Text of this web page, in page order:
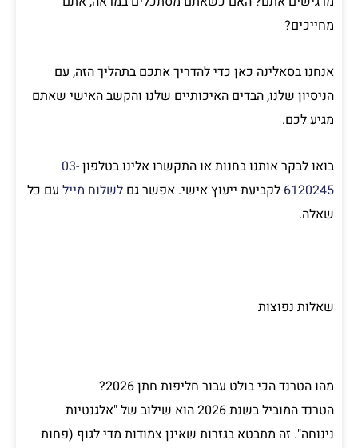
מחייכים?
אנחנו בסאלינה כאן כדי להדריך אתכם בתהליך הזה, עם
הניסיון שלנו, הבדים האיכותיים שלנו והקשב האישי שאתם
מגיע לכם.
בואו לבקר אותנו בחנות או התקשרו אלינו בטלפון03-
6120245 לקביעת ייעוץ אישי. אפשר גם לשלוח מייל עם כל
שאלה.
שאלות נפוצות
מהו הטרנד הכי בולט עבור חליפות חתן 2026?
הטרנד המוביל בשנת 2026 הוא שילוב של "אלגנטיות
נינוחה". זה מתבטא בגזרות שאינן צמודות מדי לגוף (פחות